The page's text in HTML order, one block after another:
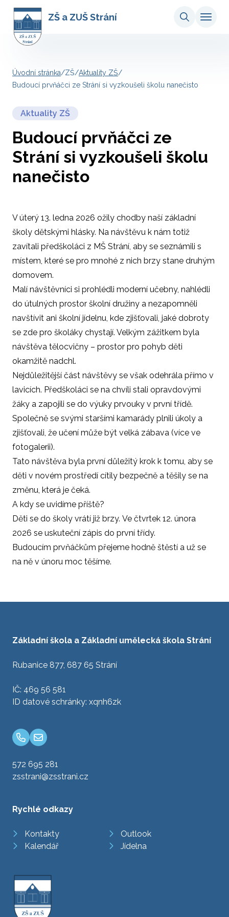
ZŠ a ZUŠ Strání
Úvodní stránka/ZŠ/Aktuality ZŠ/
Budoucí prvňáčci ze Strání si vyzkoušeli školu nanečisto
Aktuality ZŠ
Budoucí prvňáčci ze
Strání si vyzkoušeli školu
nanečisto
V úterý 13. ledna 2026 ožily chodby naší základní
školy dětskými hlásky. Na návštěvu k nám totiž
zavítali předškoláci z MŠ Strání, aby se seznámili s
místem, které se pro mnohé z nich brzy stane druhým
domovem.
Malí návštěvníci si prohlédli moderní učebny, nahlédli
do útulných prostor školní družiny a nezapomněli
navštívit ani školní jídelnu, kde zjišťovali, jaké dobroty
se zde pro školáky chystají. Velkým zážitkem byla
návštěva tělocvičny – prostor pro pohyb děti
okamžitě nadchl.
Nejdůležitější část návštěvy se však odehrála přímo v
lavicích. Předškoláci se na chvíli stali opravdovými
žáky a zapojili se do výuky prvouky v první třídě.
Společně se svými staršími kamarády plnili úkoly a
zjišťovali, že učení může být velká zábava (více ve
fotogalerii).
Tato návštěva byla první důležitý krok k tomu, aby se
děti v novém prostředí cítily bezpečně a těšily se na
změnu, která je čeká.
A kdy se uvidíme příště?
Děti se do školy vrátí již brzy. Ve čtvrtek 12. února
2026 se uskuteční zápis do první třídy.
Budoucím prvňáčkům přejeme hodně štěstí a už se
na ně v únoru moc těšíme.
Základní škola a Základní umělecká škola Strání
Rubanice 877, 687 65 Strání
IČ: 469 56 581
ID datové schránky: xqnh6zk
572 695 281
zsstrani@zsstrani.cz
Rychlé odkazy
Kontakty
Outlook
Kalendář
Jídelna